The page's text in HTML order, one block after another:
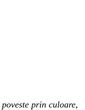
prin culoare,